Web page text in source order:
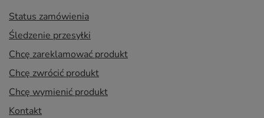
Status zamówienia
Śledzenie przesyłki
Chcę zareklamować produkt
Chcę zwrócić produkt
Chcę wymienić produkt
Kontakt